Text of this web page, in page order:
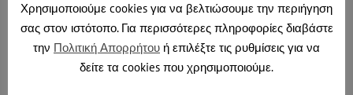
Χρησιμοποιούμε cookies για να βελτιώσουμε την περιήγηση
σας στον ιστότοπο. Για περισσότερες πληροφορίες διαβάστε
την Πολιτική Απορρήτου ή επιλέξτε τις ρυθμίσεις για να
δείτε τα cookies που χρησιμοποιούμε.